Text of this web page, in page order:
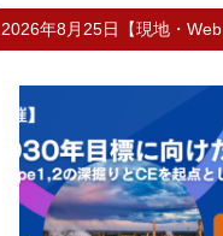
2026年8月25日【現地・